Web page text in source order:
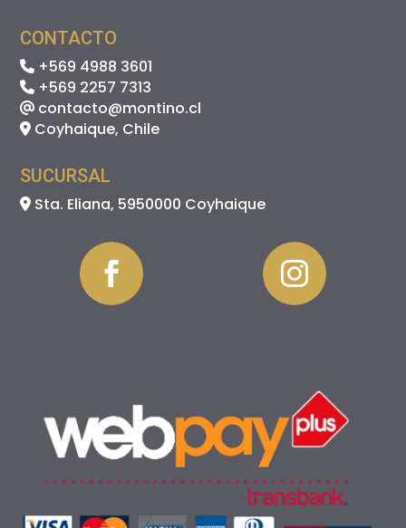
CONTACTO
+569 4988 3601
+569 2257 7313
contacto@montino.cl
Coyhaique, Chile
SUCURSAL
Sta. Eliana, 5950000 Coyhaique
 